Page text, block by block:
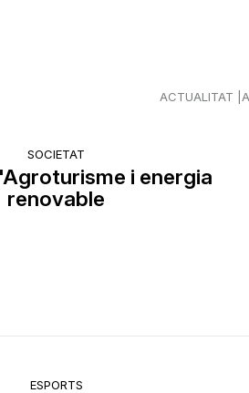
ACTUALITAT
SOCIETAT
i energia
renovable
ESPORTS